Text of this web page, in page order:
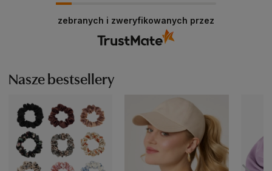
zebranych i zweryfikowanych przez
Nasze bestsellery